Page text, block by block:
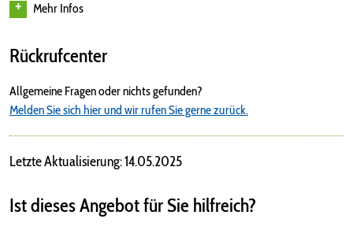
Mehr Infos
Rückrufcenter
Allgemeine Fragen oder nichts gefunden?
Melden Sie sich hier und wir rufen Sie gerne zurück.
Letzte Aktualisierung: 14.05.2025
Ist dieses Angebot für Sie hilfreich?